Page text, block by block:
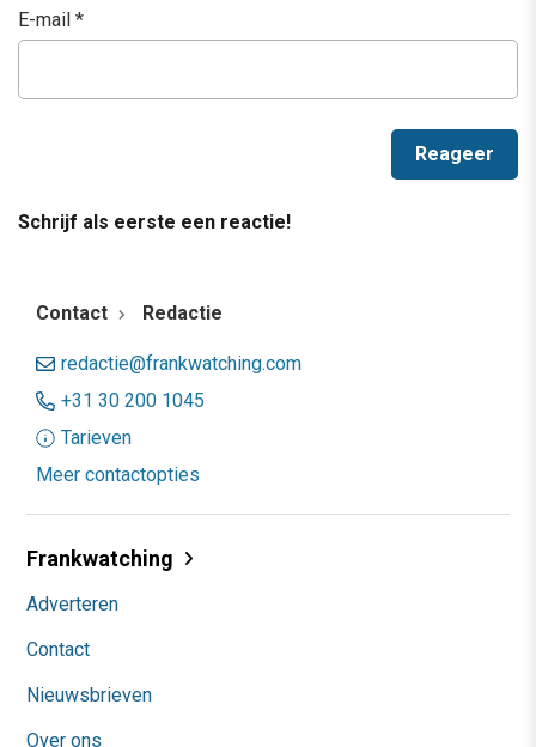
E-mail *
Schrijf als eerste een reactie!
Contact Redactie
redactie@frankwatching.com
+31 30 200 1045
Tarieven
Meer contactopties
Frankwatching
Adverteren
Contact
Nieuwsbrieven
Over ons